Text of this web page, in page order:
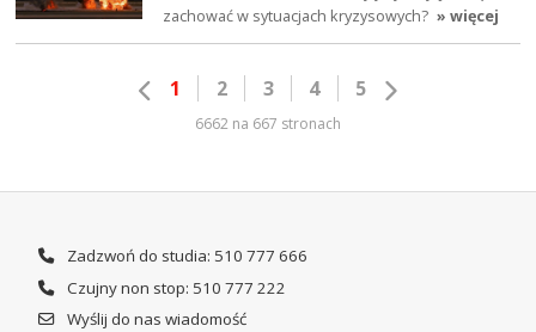
zachować w sytuacjach kryzysowych? » więcej
1 2 3 4 5
6662 na 667 stronach
Zadzwoń do studia: 510 777 666
Czujny non stop: 510 777 222
Wyślij do nas wiadomość